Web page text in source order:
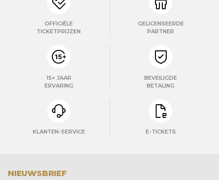
OFFICIËLE
TICKETPRIJZEN
GELICENSEERDE
PARTNER
15+ JAAR
ERVARING
BEVEILIGDE
BETALING
KLANTEN-SERVICE E-TICKETS
NIEUWSBRIEF